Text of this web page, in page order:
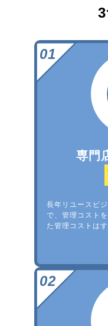
専門
長年リユースビ
で、管理コスト
た管理コストは